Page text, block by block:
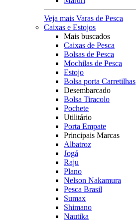
Veja mais Varas de Pesca
Caixas e Estojos
Mais buscados
Caixas de Pesca
Bolsas de Pesca
Mochilas de Pesca
Estojo
Bolsa porta Carretilhas
Desembarcado
Bolsa Tiracolo
Pochete
Utilitário
Porta Empate
Principais Marcas
Albatroz
Jogá
Raju
Plano
Nelson Nakamura
Pesca Brasil
Sumax
Shimano
Nautika